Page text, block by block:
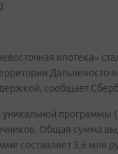
ипотека»
сообщает
уникальной программы
Общая сумма
составляет 3,6 млн